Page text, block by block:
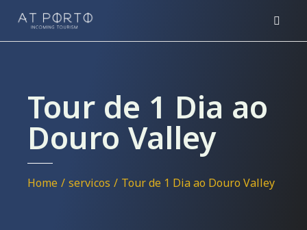
Tour de 1 Dia ao
Douro Valley
You are here:
Home servicos Tour de 1 Dia ao Douro Valley